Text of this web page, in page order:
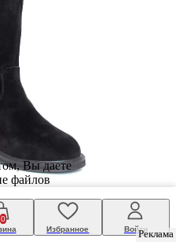
Реклама
Реклама
0
Избранное Войти
Вы даете
файлов